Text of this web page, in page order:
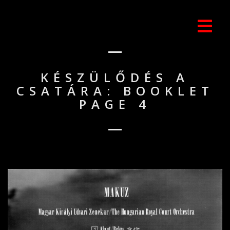
KÉSZÜLŐDÉS A
CSATÁRA: BOOKLET
PAGE 4